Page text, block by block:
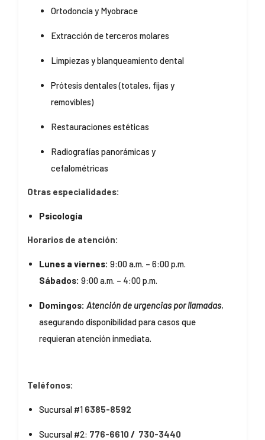
Ortodoncia y Myobrace
Extracción de terceros molares
Limpiezas y blanqueamiento dental
Prótesis dentales (totales, fijas y
removibles)
Restauraciones estéticas
Radiografías panorámicas y
cefalométricas
Otras especialidades:
Psicología
Horarios de atención:
Lunes a viernes: 9:00 a.m. – 6:00 p.m.
Sábados: 9:00 a.m. – 4:00 p.m.
Domingos: Atención de urgencias por llamadas,
asegurando disponibilidad para casos que
requieran atención inmediata.
Teléfonos:
Sucursal #1 6385-8592
Sucursal #2: 776-6610/ 730-3440